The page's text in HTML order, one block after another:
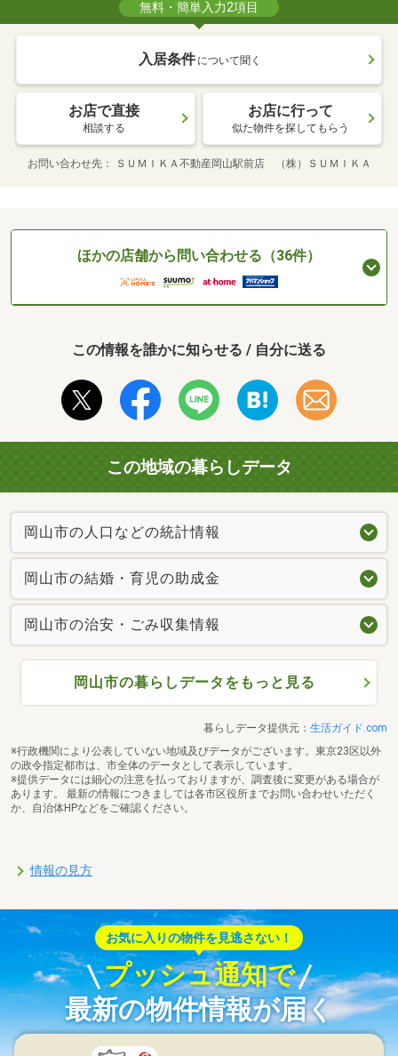
無料・簡単入力2項目
入居条件 について聞く
お店で直接
相談する
お店に行って
似た物件を探してもらう
お問い合わせ先 ＳＵＭＩＫＡ不動産岡山駅前店 （株）ＳＵＭＩＫＡ
ほかの店舗から問い合わせる（36件）
この情報を誰かに知らせる / 自分に送る
この地域の暮らしデータ
岡山市の人口などの統計情報
岡山市の結婚・育児の助成金
岡山市の治安・ごみ収集情報
岡山市の暮らしデータをもっと見る
暮らしデータ提供元： 生活ガイド.com
※行政機関により公表していない地域及びデータがございます。東京23区以外
の政令指定都市は、市全体のデータとして表示しています。
※提供データには細心の注意を払っておりますが、調査後に変更がある場合が
あります。 最新の情報につきましては各市区役所までお問い合わせいただく
か、自治体HPなどをご確認ください。
情報の見方
お気に入りの物件を見逃さない！
プッシュ通知で
最新の物件情報が届く